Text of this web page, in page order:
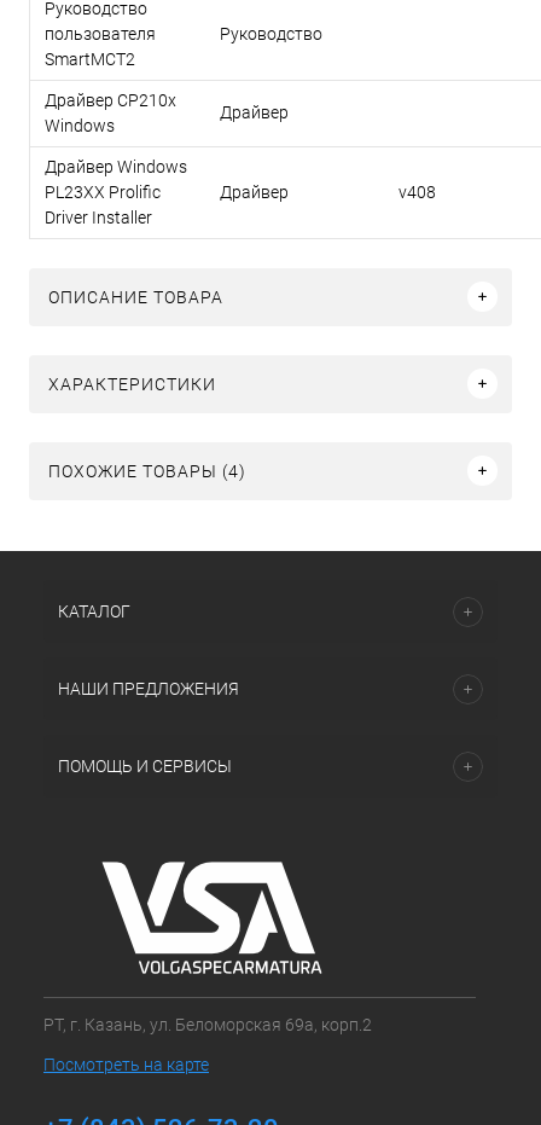
Руководство
пользователя
SmartMCT2
Руководство
Драйвер CP210x
Windows
Драйвер
Драйвер Windows
PL23XX Prolific
Driver Installer
Драйвер v408
ОПИСАНИЕ ТОВАРА
ХАРАКТЕРИСТИКИ
ПОХОЖИЕ ТОВАРЫ (4)
КАТАЛОГ
НАШИ ПРЕДЛОЖЕНИЯ
ПОМОЩЬ И СЕРВИСЫ
РТ, г. Казань, ул. Беломорская 69а, корп.2
Посмотреть на карте